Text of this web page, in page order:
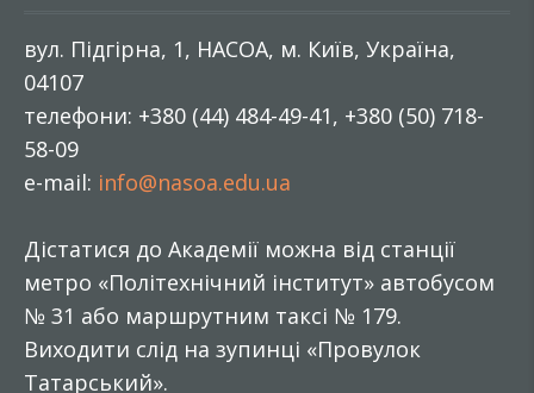
вул. Підгірна, 1, НАСОА, м. Київ, Україна,
04107
телефони: +380 (44) 484-49-41, +380 (50) 718-
58-09
e-mail: info@nasoa.edu.ua
Дістатися до Академії можна від станції
метро «Політехнічний інститут» автобусом
№ 31 або маршрутним таксі № 179.
Виходити слід на зупинці «Провулок
Татарський».